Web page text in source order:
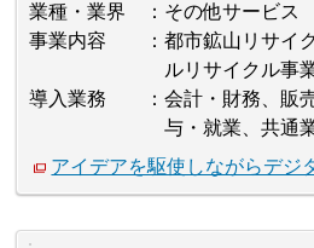
業種・業界
その他サービス
事業内容
都市鉱山リサイ
ルリサイクル事
導入業務
会計・財務、販
与・就業、共通
アイデアを駆使しながらデジ